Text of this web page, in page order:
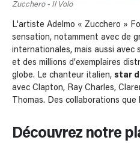
Zucchero - Il Volo
L'artiste Adelmo « Zucchero »
sensation, notamment avec de
internationales, mais aussi avec
et des millions d’exemplaires
globe. Le chanteur italien, star
avec Clapton, Ray Charles,
Thomas. Des collaborations que
Découvrez notre